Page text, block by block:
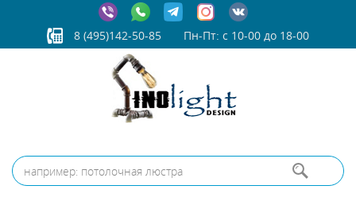
8 (495)142-50-85 Пн-Пт: с 10-00 до 18-00